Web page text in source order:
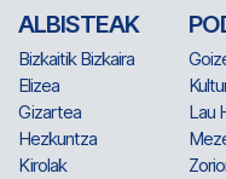
ALBISTEAK
Bizkaitik Bizkaira
Elizea
Gizartea
Hezkuntza
Kirolak
Lau